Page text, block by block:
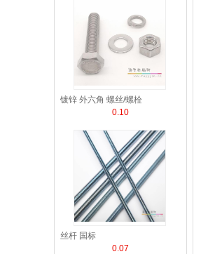
镀锌 外六角 螺丝/螺栓
0.10
丝杆 国标
0.07